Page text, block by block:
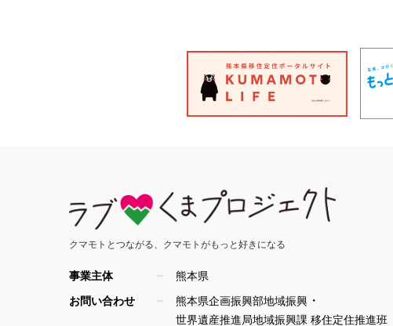
クマモトとつながる、 クマモトがもっと好きになる
事業主体
熊本県
お問い合わせ
熊本県企画振興部地域振興 ・
世界遺産推進局地域振興課 移住定住推進班